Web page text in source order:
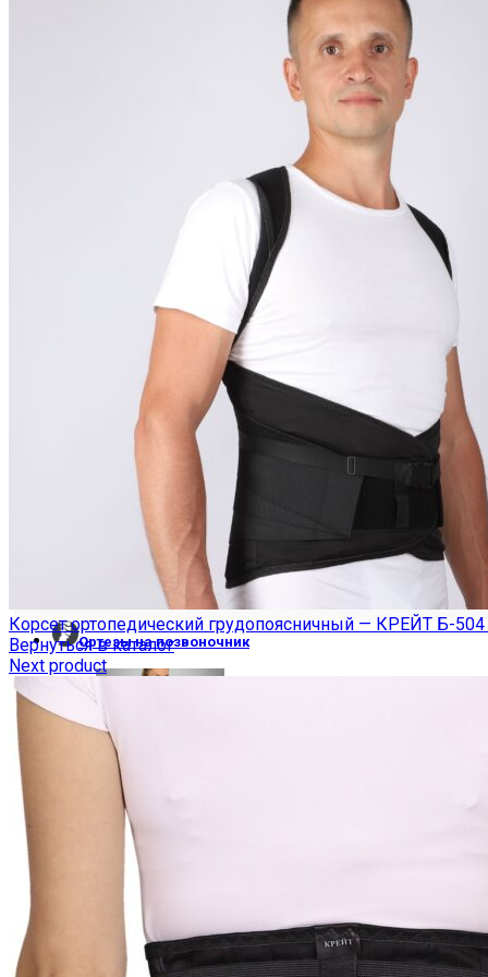
ГОЛЕНОСТОП, ПАЛЬЦЫ
Ортезы на шейный отдел позвоночника
ШИНА ШАНЦА
Ортезы на позвоночник
ГРУДОПОЯСНИЧНЫЕ
Корсет ортопедический грудопоясничный — КРЕЙТ Б-
Вернуться в каталог
Next product